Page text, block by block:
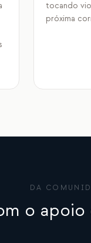
tocando
próxima
DA
o